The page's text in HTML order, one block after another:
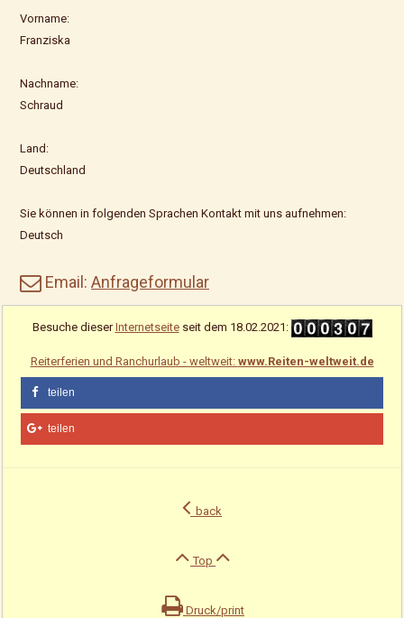
Vorname:
Franziska
Nachname:
Schraud
Land:
Deutschland
Sie können in folgenden Sprachen Kontakt mit uns aufnehmen:
Deutsch
Email: Anfrageformular
Besuche dieserInternetseiteseit dem 18.02.2021:
Reiterferien und Ranchurlaub - weltweit: www.Reiten-weltweit.de
teilen
teilen
back
Top
Druck/print